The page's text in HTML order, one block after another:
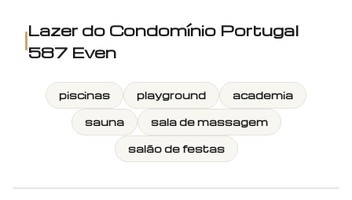
Lazer do Condomínio Portugal
587 Even
piscinas playground
academia
sauna
sala de massagem
salão de festas